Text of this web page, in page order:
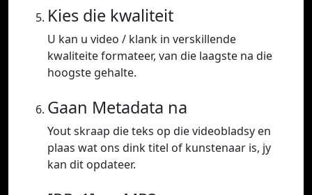
Kies die kwaliteit
U kan u video / klank in verskillende
kwaliteite formateer, van die laagste na die
hoogste gehalte.
Gaan Metadata na
Yout skraap die teks op die videobladsy en
plaas wat ons dink titel of kunstenaar is, jy
kan dit opdateer.